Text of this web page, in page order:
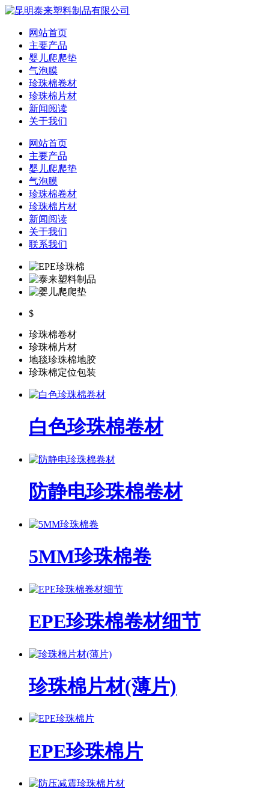
网站首页
主要产品
婴儿爬爬垫
气泡膜
珍珠棉卷材
珍珠棉片材
新闻阅读
关于我们
网站首页
主要产品
婴儿爬爬垫
气泡膜
珍珠棉卷材
珍珠棉片材
新闻阅读
关于我们
联系我们
$
珍珠棉卷材
珍珠棉片材
地毯珍珠棉地胶
珍珠棉定位包装
白色珍珠棉卷材
防静电珍珠棉卷材
5MM珍珠棉卷
EPE珍珠棉卷材细节
珍珠棉片材(薄片)
EPE珍珠棉片